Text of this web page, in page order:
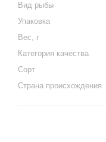
Вид рыбы
Упаковка
Вес, г
Категория качества
Сорт
Страна происхождения